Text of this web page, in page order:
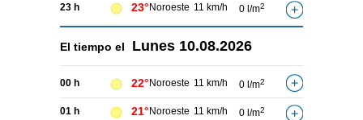
23 h 23° Noroeste 11 km/h 0 l/m2
El tiempo el Lunes 10.08.2026
00 h 22° Noroeste 11 km/h 0 l/m2
01 h 21° Noroeste 11 km/h 0 l/m2